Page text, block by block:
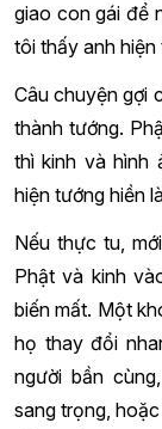
giao con gái để
tôi thấy anh hiện
Câu chuyện gợi
thành tướng.
thì kinh và hình
hiện tướng hiền
Nếu thực tu,
Phật và kinh
biến mất. Một
họ thay đổi
người bần
sang trọng,